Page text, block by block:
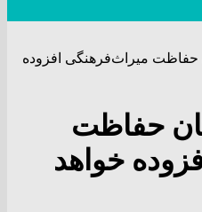
حفاظت میراث‌فرهنگی افزوده
یگان حفاظت
خواهد